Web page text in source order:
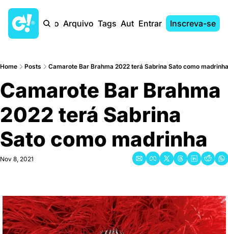
Início Arquivo Tags AutoresEntrar Inscreva-se
Home Posts Camarote Bar Brahma 2022 terá Sabrina Sato como madrinha
Camarote Bar Brahma
2022 terá Sabrina
Sato como madrinha
Nov 8, 2021